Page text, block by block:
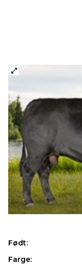
Født:
Farge: